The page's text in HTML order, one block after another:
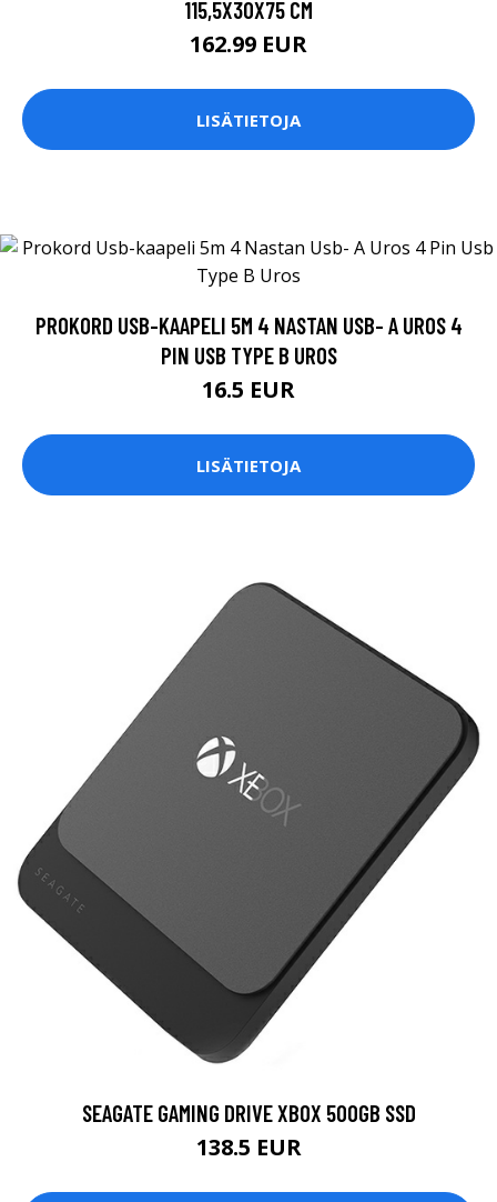
115,5X30X75 CM
162.99 EUR
LISÄTIETOJA
PROKORD USB-KAAPELI 5M 4 NASTAN USB- A UROS 4
PIN USB TYPE B UROS
16.5 EUR
LISÄTIETOJA
SEAGATE GAMING DRIVE XBOX 500GB SSD
138.5 EUR